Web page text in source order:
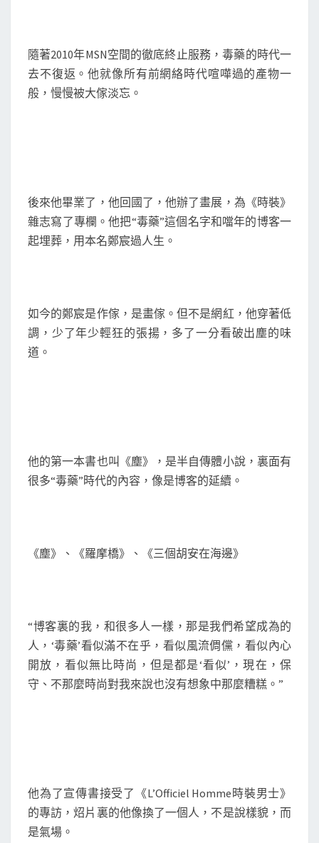
隨著2010年MSN空間的徹底終止服務，毒藥的時代一
去不復返。他就像所有前網絡時代喧嘩過的產物一
般，慢慢被大傢淡忘。
後來他畢業了，他回國了，他辦了畫展，為《時裝》
雜志寫了專欄。他把“毒藥”這個名字和噹年的博客一
起埋葬，用本名鄭宸過人生。
如今的鄭宸是作傢，是畫傢。但不是網紅，他穿著低
調，少了年少輕狂的張揚，多了一分看破出塵的味
道。
他的第一本書也叫《塵》，是半自傳體小說，裏面有
很多“毒藥”時代的內容，像是博客的延續。
《塵》、《羅摩橋》、《三個胡安在海邊》
“博客裏的我，和很多人一樣，那是我們希望成為的
人，‘毒藥’看似滿不在乎，看似風流倜儻，看似內心
開放，看似無比時尚，但是都是‘看似’，現在，保
守、不那麼時尚對我來說也沒有想象中那麼糟糕。”
他為了宣傳書接受了《L’Officiel Homme時裝男士》
的專訪，炤片裏的他像換了一個人，不是說樣貌，而
是氣場。